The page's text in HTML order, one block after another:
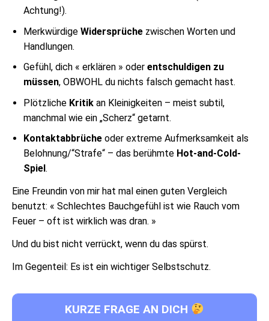
Achtung!).
MerkwürdigeWidersprüche zwischen Worten und
Handlungen.
Gefühl, dich « erklären » oderentschuldigen zu
müssen, OBWOHL du nichts falsch gemacht hast.
Plötzliche Kritik an Kleinigkeiten – meist subtil,
manchmal wie ein „Scherz“ getarnt.
Kontaktabbrüche oder extreme Aufmerksamkeit als
Belohnung/“Strafe“ – das berühmte Hot-and-Cold-
Spiel.
Eine Freundin von mir hat mal einen guten Vergleich
benutzt: « Schlechtes Bauchgefühl ist wie Rauch vom
Feuer – oft ist wirklich was dran. »
Und du bist nicht verrückt, wenn du das spürst.
Im Gegenteil: Es ist ein wichtiger Selbstschutz.
KURZE FRAGE AN DICH